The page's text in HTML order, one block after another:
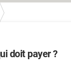
doit payer ?